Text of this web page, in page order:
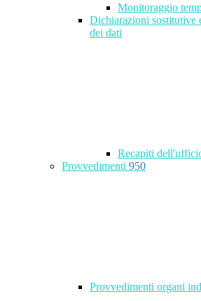
Monitoraggio
Dichiarazioni sostitutive
dei dati
Recapiti
Provvedimenti 950
Provvedimenti organi